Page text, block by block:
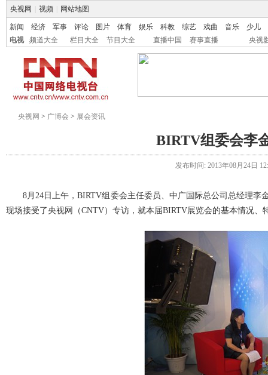
央视网 视频 网站地图
新闻 经济 军事 评论 图片 体育 娱乐 科教 综艺 戏曲 音乐
少儿
电视
频道大全 栏目大全 节目大全 直播中国 赛事直播 央视
央视网 > 广博会 > 展会资讯
BIRTV组委会李
发布时间: 2013年08月24日
8月24日上午，BIRTV组委会主任委员、中广国际总公司总经理李
现场接受了央视网（CNTV）专访，就本届BIRTV展览会的基本情况